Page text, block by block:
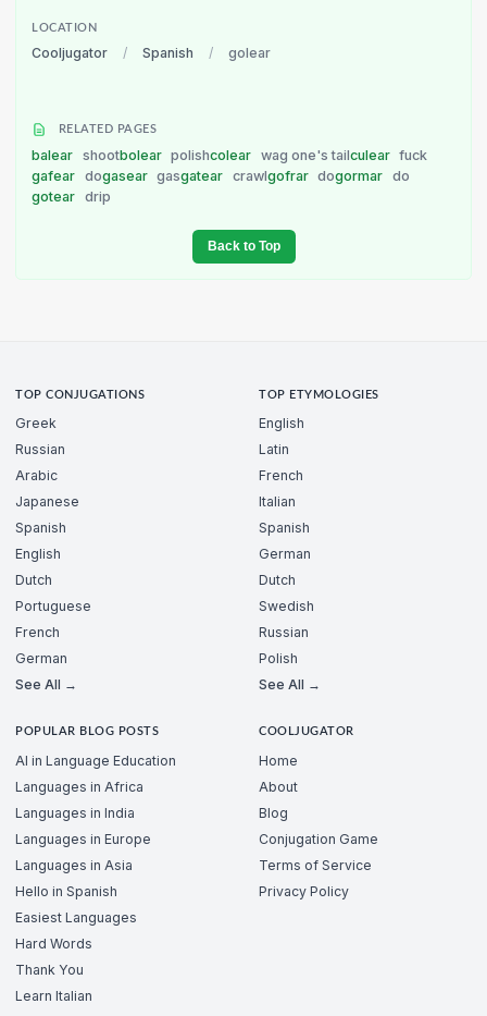
LOCATION
Cooljugator / Spanish / golear
RELATED PAGES
balear shootbolear polishcolear wag one's tailculear fuck
gafear dogasear gasgatear crawlgofrar dogormar do
gotear drip
Back to Top
TOP CONJUGATIONS
Greek
Russian
Arabic
Japanese
Spanish
English
Dutch
Portuguese
French
German
See All →
TOP ETYMOLOGIES
English
Latin
French
Italian
Spanish
German
Dutch
Swedish
Russian
Polish
See All →
POPULAR BLOG POSTS
AI in Language Education
Languages in Africa
Languages in India
Languages in Europe
Languages in Asia
Hello in Spanish
Easiest Languages
Hard Words
Thank You
Learn Italian
COOLJUGATOR
Home
About
Blog
Conjugation Game
Terms of Service
Privacy Policy